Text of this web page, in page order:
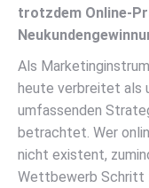
trotzdem Online-
Als
heute verbreitet als
umfassenden
betrachtet. Wer
nicht existent,
Wettbewerb Schritt